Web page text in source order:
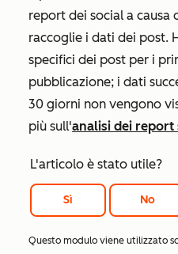
report dei social a causa
raccoglie i dati dei post.
specifici dei post per i
pubblicazione; i dati
30 giorni non vengono
più sull'analisi dei report
L'articolo è stato utile?
Sì No
Questo modulo viene utilizzato